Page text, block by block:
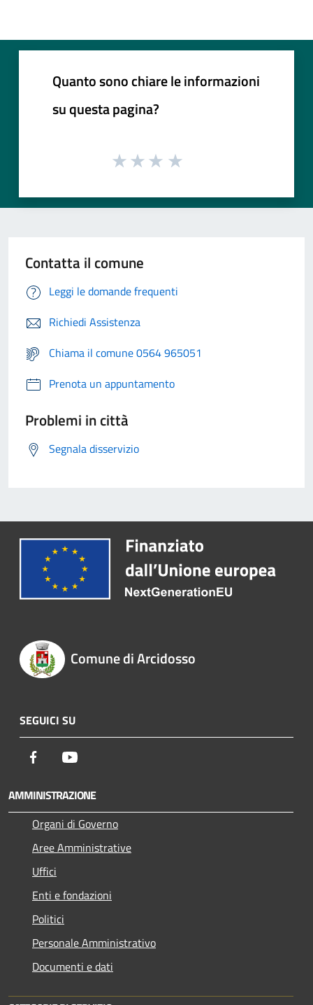
Quanto sono chiare le informazioni
su questa pagina?
Contatta il comune
Leggi le domande frequenti
Richiedi Assistenza
Chiama il comune 0564 965051
Prenota un appuntamento
Problemi in città
Segnala disservizio
Comune di Arcidosso
SEGUICI SU
Facebook
AMMINISTRAZIONE
Organi di Governo
Aree Amministrative
Uffici
Enti e fondazioni
Politici
Personale Amministrativo
Documenti e dati